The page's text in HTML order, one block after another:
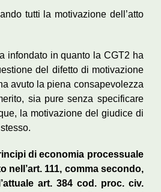
tutti la motivazione dell’atto
infondato in quanto la CGT2 ha
del difetto di motivazione
avuto la piena consapevolezza
sia pure senza specificare
la motivazione del giudice di
di economia processuale
111, comma secondo,
art. 384 cod. proc. civ.